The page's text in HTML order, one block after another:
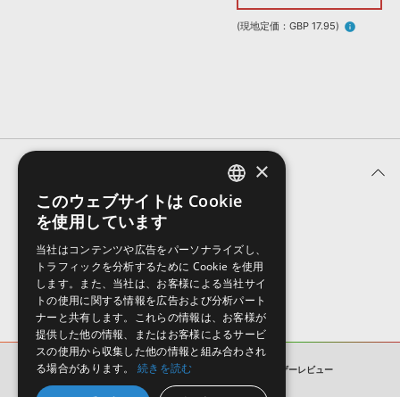
無償のサウンド管理ソフト
(現地定価：GBP 17.95) info
ユーザーレビュー (0件)
表示順
BASS HOUSE - SERUM PRESETS ユーザーレビュー
ENGLISH
×
このウェブサイトは Cookie
を使用しています
当社はコンテンツや広告をパーソナライズし、
トラフィックを分析するために Cookie を使用
します。また、当社は、お客様による当社サイ
トの使用に関する情報を広告および分析パート
ナーと共有します。これらの情報は、お客様が
提供した他の情報、またはお客様によるサービ
スの使用から収集した他の情報と組み合わされ
る場合があります。
続きを読む